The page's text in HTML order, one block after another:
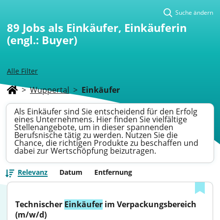
Alle Filter
Suche ändern
89 Jobs als Einkäufer, Einkäuferin
(engl.: Buyer)
> Wuppertal > Einkäufer
Als Einkäufer sind Sie entscheidend für den Erfolg
eines Unternehmens. Hier finden Sie vielfältige
Stellenangebote, um in dieser spannenden
Berufsnische tätig zu werden. Nutzen Sie die
Chance, die richtigen Produkte zu beschaffen und
dabei zur Wertschöpfung beizutragen.
Relevanz Datum Entfernung
Technischer Einkäufer im Verpackungsbereich
(m/w/d)